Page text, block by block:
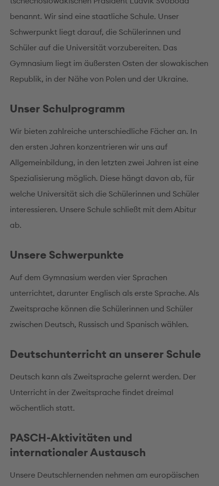
benannt. Wir sind eine staatliche Schule. Unser
Schwerpunkt liegt darauf, die Schülerinnen und
Schüler auf die Universität vorzubereiten. Das
Gymnasium liegt im äußersten Osten der slowakischen
Republik, in der Nähe von Polen und der Ukraine.
Unser Schulprogramm
Wir bieten zahlreiche unterschiedliche Fächer an. In
den ersten Jahren konzentrieren wir uns auf
Allgemeinbildung, in den letzten zwei Jahren ist eine
Spezialisierung möglich. Diese hängt davon ab, für
welche Universität sich die Schülerinnen und Schüler
interessieren. Unsere Schule schließt mit dem Abitur
ab.
Unsere Schwerpunkte
Auf dem Gymnasium werden vier Sprachen
unterrichtet, darunter Englisch als erste Sprache. Als
Zweitsprache können die Schülerinnen und Schüler
zwischen Deutsch, Russisch und Spanisch wählen.
Deutschunterricht an unserer Schule
Deutsch kann als Zweitsprache gelernt werden. Der
Unterricht in der Zweitsprache findet dreimal
wöchentlich statt.
PASCH-Aktivitäten und
internationaler Austausch
Unsere Deutschlernenden nehmen am europäischen